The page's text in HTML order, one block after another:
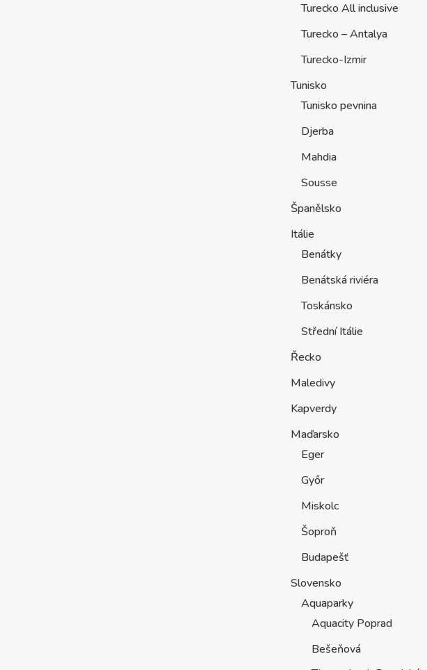
Turecko All inclusive
Turecko – Antalya
Turecko-Izmir
Tunisko
Tunisko pevnina
Djerba
Mahdia
Sousse
Španělsko
Itálie
Benátky
Benátská riviéra
Toskánsko
Střední Itálie
Řecko
Maledivy
Kapverdy
Maďarsko
Eger
Győr
Miskolc
Šoproň
Budapešť
Slovensko
Aquaparky
Aquacity Poprad
Bešeňová